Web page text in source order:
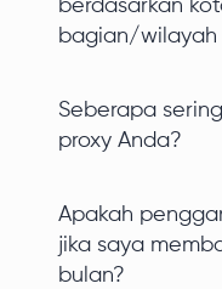
berdasarkan
bagian/wilayah
Seberapa
proxy Anda?
Apakah
jika saya
bulan?